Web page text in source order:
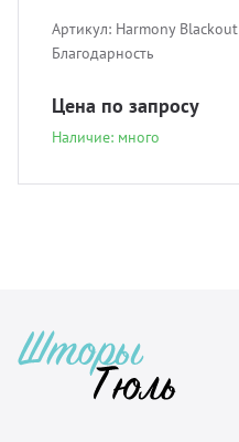
Артикул: Harmony Blackout
Благодарность
Цена по запросу
Наличие: много